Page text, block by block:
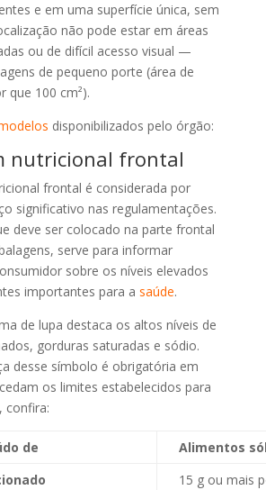
e em uma superfície única, sem
não pode estar em áreas
ou de difícil acesso visual —
de pequeno porte (área de
que 100 cm²).
disponibilizados pelo órgão:
nutricional frontal
frontal é considerada por
significativo nas regulamentações.
deve ser colocado na parte frontal
serve para informar
sobre os níveis elevados
importantes para a saúde.
de lupa destaca os altos níveis de
gorduras saturadas e sódio.
desse símbolo é obrigatória em
os limites estabelecidos para
confira:
de
Alimentos
15 g ou mais